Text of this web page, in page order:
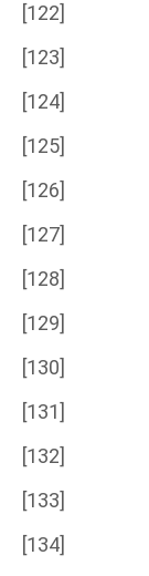
[122]
[123]
[124]
[125]
[126]
[127]
[128]
[129]
[130]
[131]
[132]
[133]
[134]